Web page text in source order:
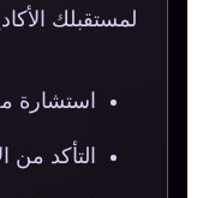
لمستقبلك
استشارة
التأكد من